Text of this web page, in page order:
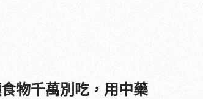
物千萬別吃，用中藥